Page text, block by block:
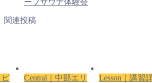
関連投稿
ピ
Central｜中部エリ
Lesson｜講習